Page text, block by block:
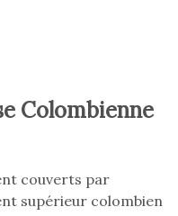
Colombienne
couverts par
supérieur colombien